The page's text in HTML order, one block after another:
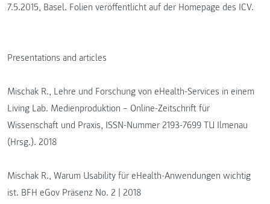
7.5.2015, Basel. Folien veröffentlicht auf der Homepage des ICV.
Presentations and articles
Mischak R., Lehre und Forschung von eHealth-Services in einem
Living Lab. Medienproduktion – Online-Zeitschrift für
Wissenschaft und Praxis, ISSN-Nummer 2193-7699 TU Ilmenau
(Hrsg.). 2018
Mischak R., Warum Usability für eHealth-Anwendungen wichtig
ist. BFH eGov Präsenz No. 2 | 2018